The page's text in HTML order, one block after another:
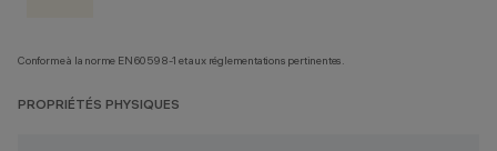
Conforme à la norme EN60598-1 et aux réglementations pertinentes.
PROPRIÉTÉS PHYSIQUES